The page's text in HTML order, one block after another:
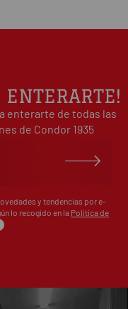
0%
0%
0%
enterarte de todas las
de Condor 1935
y tendencias por e-
lo recogido en la Política de